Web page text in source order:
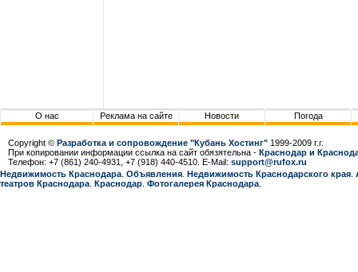
О нас Реклама на сайте Новости Погода
Copyright © Разработка и сопровождение "Кубань Хостинг" 1999-2009 г.г.
При копировании информации ссылка на сайт обязятельна - Краснодар и
Телефон: +7 (861) 240-4931, +7 (918) 440-4510. E-Mail: support@rufox.ru
Недвижимость Краснодара Объявления Недвижимость Краснодарcкого края
театров Краснодара Краснодар Фотогалерея Краснодара